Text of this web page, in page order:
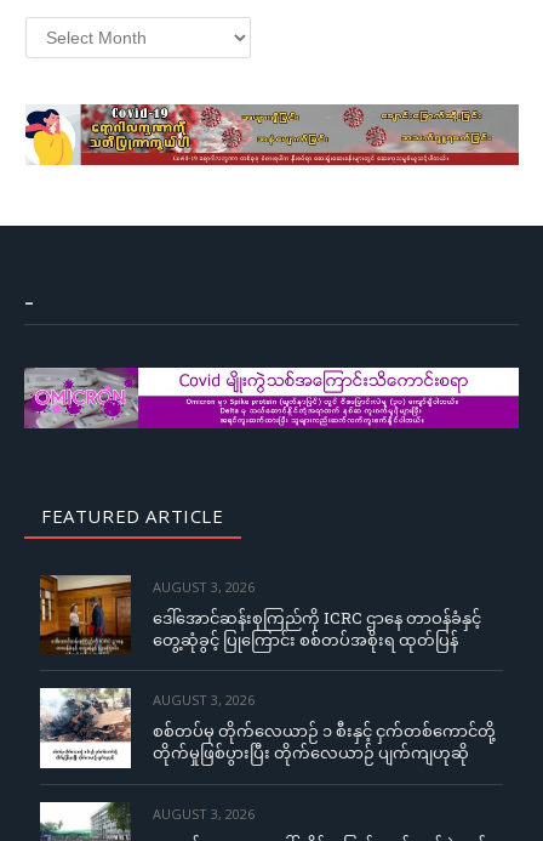
Archives
–
FEATURED ARTICLE
AUGUST 3, 2026
ဒေါ်အောင်ဆန်းစုကြည်ကို ICRC ဌာနေ တာဝန်ခံနှင့်
တွေ့ဆုံခွင့် ပြုကြောင်း စစ်တပ်အစိုးရ ထုတ်ပြန်
AUGUST 3, 2026
စစ်တပ်မှ တိုက်လေယာဉ် ၁ စီးနှင့် ငှက်တစ်ကောင်တို့
တိုက်မှုဖြစ်ပွားပြီး တိုက်လေယာဉ် ပျက်ကျဟုဆို
AUGUST 3, 2026